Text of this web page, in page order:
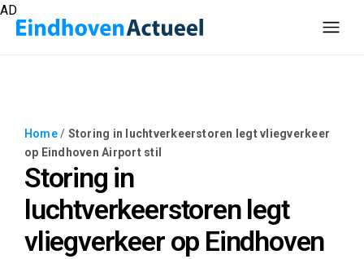
Home/ Storing in luchtverkeerstoren legt vliegverkeer
op Eindhoven Airport stil
Storing in
luchtverkeerstoren legt
vliegverkeer op Eindhoven
AD